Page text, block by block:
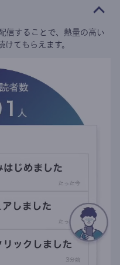
信することで、熱量の高い
てもらえます。